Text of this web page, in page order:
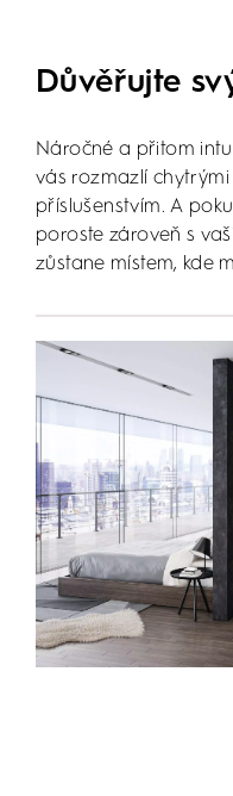
Důvěřujte
Náročné a přitom
vás rozmazlí
příslušenstvím. A
poroste zároveň s
zůstane místem, kde